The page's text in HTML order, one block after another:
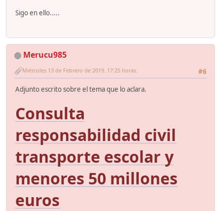
Sigo en ello.....
Merucu985
#6
Miércoles 13 de Febrero de 2019. 17:25 horas.
Adjunto escrito sobre el tema que lo aclara.
Consulta
responsabilidad civil
transporte escolar y
menores 50 millones
euros